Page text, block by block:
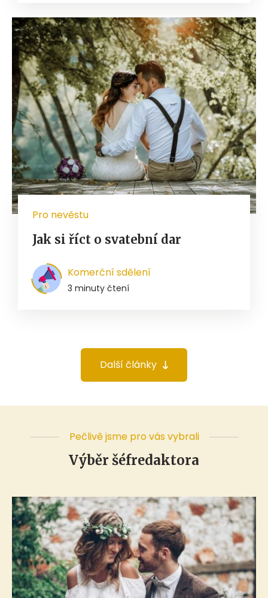
Pro nevěstu
Jak si říct o svatební dar
Komerční sdělení
3 minuty čtení
Další články
Pečlivě jsme pro vás vybrali
Výběr šéfredaktora